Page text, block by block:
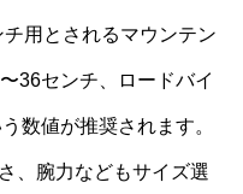
用とされるマウンテン
36センチ、ロードバイ
数値が推奨されます。
、腕力などもサイズ選